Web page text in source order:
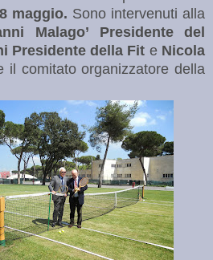
maggio. Sono intervenuti alla
Malago’
Presidente del
Presidente della Fit e Nicola
il comitato organizzatore della